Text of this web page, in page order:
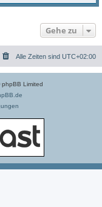
Gehe zu
Alle Zeiten sind UTC+02:00
Limited